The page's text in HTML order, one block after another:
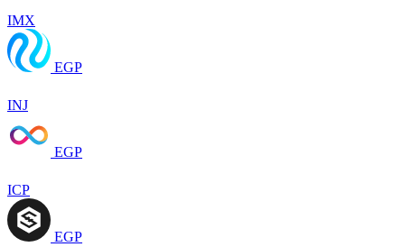
IMX
EGP
INJ
EGP
ICP
EGP